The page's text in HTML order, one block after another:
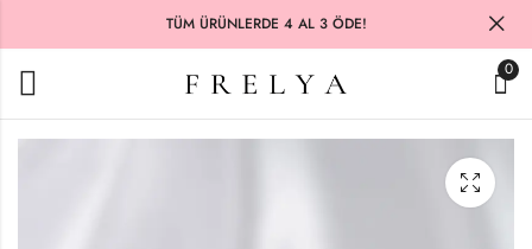
TÜM ÜRÜNLERDE 4 AL 3 ÖDE!
0